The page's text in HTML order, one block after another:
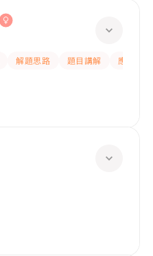
解題思路 題目講解
應試策略